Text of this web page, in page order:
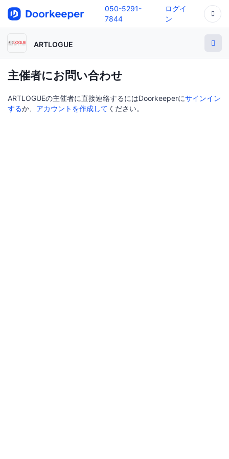
050-5291-
7844
ログイ
ン
ARTLOGUE
主催者にお問い合わせ
ARTLOGUEの主催者に直接連絡するにはDoorkeeperにサインイン
するか、 アカウントを作成して ください。